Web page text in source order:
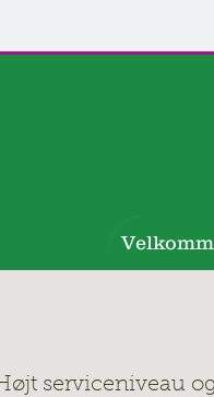
serviceniveau